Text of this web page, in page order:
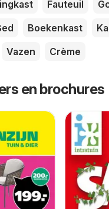
Fauteuil
Boekenkast
Vazen Crème
en brochures